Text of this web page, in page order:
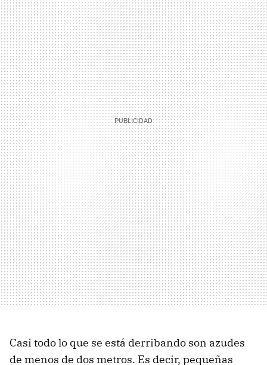
Casi todo lo que se está derribando son azudes
de menos de dos metros. Es decir, pequeñas